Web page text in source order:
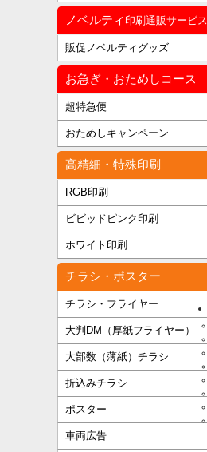
ノベルティ 印刷通販サービス
販促ノベルティグッズ
お急ぎ・おためしコース
超特急便
おためしキャンペーン
高精細・特殊印刷
RGB印刷
ビビッドピンク印刷
ホワイト印刷
チラシ・ポスター
チラシ・フライヤー
大判DM（厚紙フライヤー）
大部数（薄紙）チラシ
折込みチラシ
ポスター
車両広告